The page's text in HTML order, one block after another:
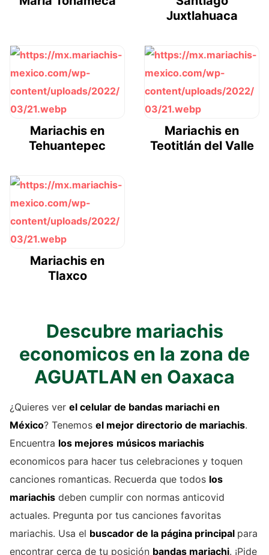
Juxtlahuaca
Mariachis en
Tehuantepec
Mariachis en
Teotitlán del Valle
Mariachis en
Tlaxco
Descubre mariachis
economicos en la zona de
AGUATLAN en Oaxaca
¿Quieres ver el celular de bandas mariachi en
México? Tenemos el mejor directorio de mariachis.
Encuentra los mejores músicos mariachis
economicos para hacer tus celebraciones y toquen
canciones romanticas. Recuerda que todos los
mariachis deben cumplir con normas anticovid
actuales. Pregunta por tus canciones favoritas
mariachis. Usa el buscador de la página principal para
encontrar cerca de tu posición bandas mariachi. ¡Pide